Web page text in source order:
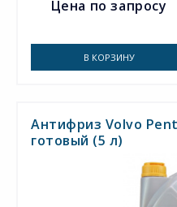
Цена по запросу
В КОРЗИНУ
Антифриз Volvo
готовый (5 л)